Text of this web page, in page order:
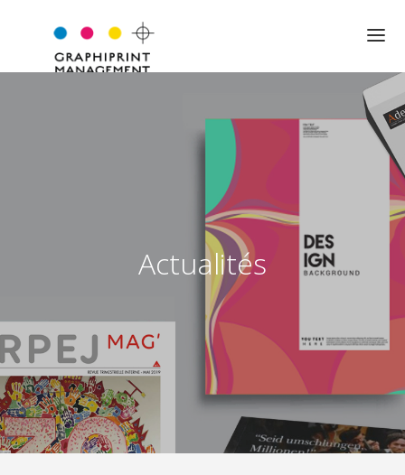
JARGON PRO
CLIENTS
CAS CLIENTS
Actualités